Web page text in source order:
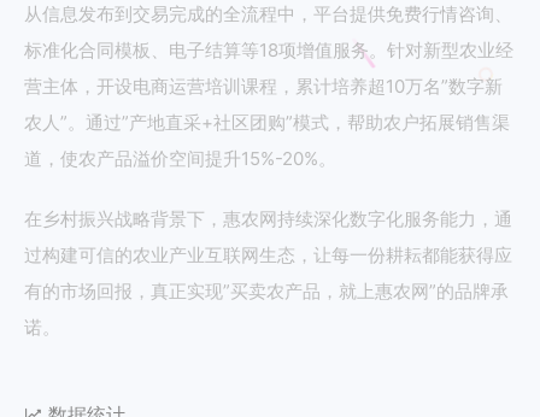
从信息发布到交易完成的全流程中，平台提供免费行情咨询、
标准化合同模板、电子结算等18项增值服务。针对新型农业经
营主体，开设电商运营培训课程，累计培养超10万名”数字新
农人”。通过”产地直采+社区团购”模式，帮助农户拓展销售渠
道，使农产品溢价空间提升15%-20%。
在乡村振兴战略背景下，惠农网持续深化数字化服务能力，通
过构建可信的农业产业互联网生态，让每一份耕耘都能获得应
有的市场回报，真正实现”买卖农产品，就上惠农网”的品牌承
诺。